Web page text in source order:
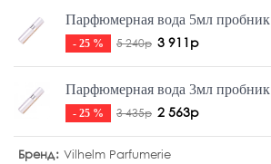
Парфюмерная вода 5мл пробник
- 25 % 5 240р 3 911р
Парфюмерная вода 3мл пробник
- 25 % 3 435р 2 563р
Бренд Vilhelm Parfumerie